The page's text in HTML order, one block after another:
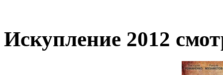
Искупление 2012